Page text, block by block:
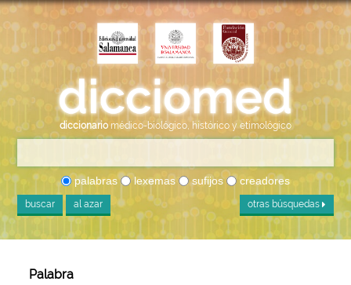
diccionario médico-biológico, histórico y etimológico
palabras lexemas sufijos creadores
buscar al azar otras búsquedas
Palabra